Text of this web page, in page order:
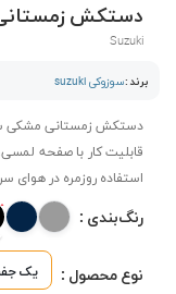
دستکش
Suzuki
برند :سوزوکی suzuki
قابلیت کار با صفحه
استفاده روزمره در هوای
رنگ‌بندی :
نوع محصول : یک